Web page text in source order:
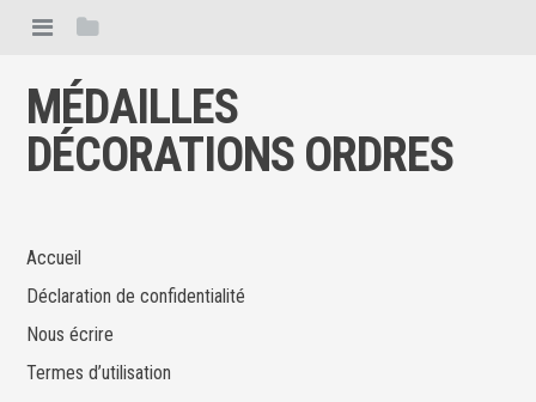
MÉDAILLES
DÉCORATIONS ORDRES
Accueil
Déclaration de confidentialité
Nous écrire
Termes d’utilisation